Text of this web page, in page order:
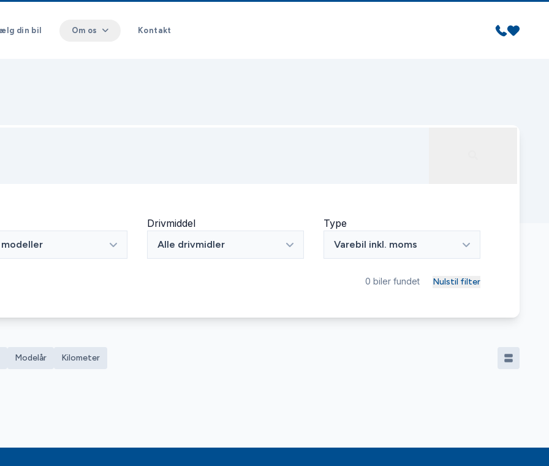
din bil Om os Kontakt
Drivmiddel
Alle drivmidler
Type
Varebil inkl. moms
0 biler fundet Nulstil filter
Modelår Kilometer